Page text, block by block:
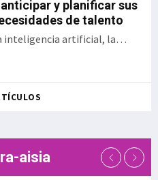
situándose además
la sép
y planificar sus
de talento
inteligencia artificial, la
generacional y la
dificultad para
las necesidades
talento de las empresas
En este contexto,
aisia